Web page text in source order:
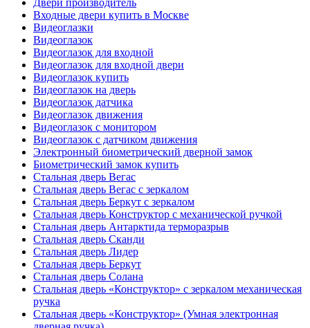
Двери производитель
Входные двери купить в Москве
Видеоглазки
Видеоглазок
Видеоглазок для входной
Видеоглазок для входной двери
Видеоглазок купить
Видеоглазок на дверь
Видеоглазок датчика
Видеоглазок движения
Видеоглазок с монитором
Видеоглазок с датчиком движения
Электронный биометрический дверной замок
Биометрический замок купить
Стальная дверь Вегас
Стальная дверь Вегас с зеркалом
Стальная дверь Беркут с зеркалом
Стальная дверь Конструктор с механической ручкой
Стальная дверь Антарктида терморазрыв
Стальная дверь Сканди
Стальная дверь Лидер
Стальная дверь Беркут
Стальная дверь Солана
Стальная дверь «Конструктор» с зеркалом механическая
ручка
Стальная дверь «Конструктор» (Умная электронная